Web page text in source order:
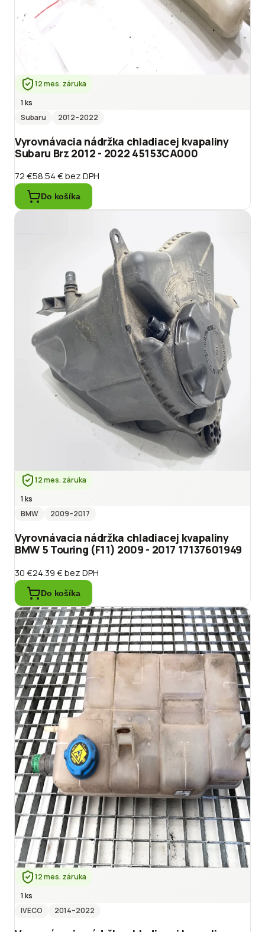
12 mes. záruka
1 ks
Subaru
2012–2022
Vyrovnávacia nádržka chladiacej kvapaliny
Subaru Brz 2012 - 2022 45153CA000
72 €58.54 €bez DPH
Do košíka
12 mes. záruka
1 ks
BMW
2009–2017
Vyrovnávacia nádržka chladiacej kvapaliny
BMW 5 Touring (F11) 2009 - 2017 17137601949
30 €24.39 €bez DPH
Do košíka
12 mes. záruka
1 ks
IVECO
2014–2022